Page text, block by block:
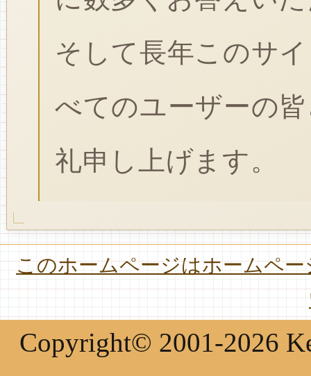
そして長年このサ
べてのユーザーの
礼申し上げます。
このホームページはホームペ
Copyright© 2001-2026